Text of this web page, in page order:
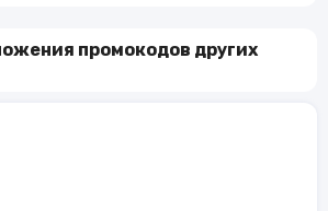
промокодов других